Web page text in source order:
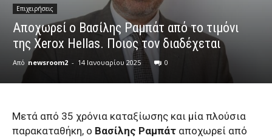
Επιχειρήσεις
Αποχωρεί ο Βασίλης Ραμπάτ από το τιμόνι
της Xerox Hellas. Ποιος τον διαδέχεται
Από newsroom2 - 14 Ιανουαρίου 2025 0
Μετά από 35 χρόνια καταξίωσης και μία πλούσια
παρακαταθήκη, ο Βασίλης Ραμπάτ αποχωρεί από